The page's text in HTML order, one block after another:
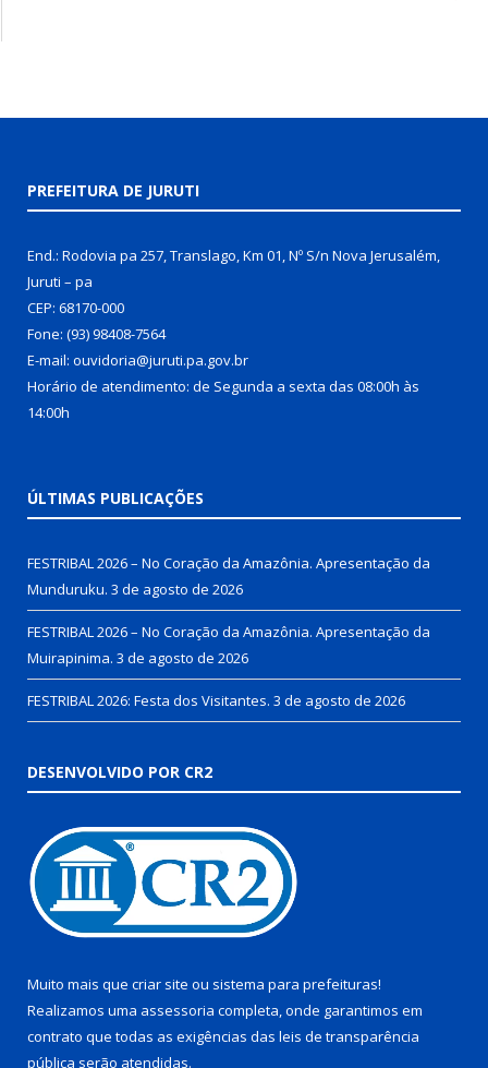
PREFEITURA DE JURUTI
End.: Rodovia pa 257, Translago, Km 01, Nº S/n Nova Jerusalém,
Juruti – pa
CEP: 68170-000
Fone: (93) 98408-7564
E-mail: ouvidoria@juruti.pa.gov.br
Horário de atendimento: de Segunda a sexta das 08:00h às
14:00h
ÚLTIMAS PUBLICAÇÕES
FESTRIBAL 2026 – No Coração da Amazônia. Apresentação da
Munduruku. 3 de agosto de 2026
FESTRIBAL 2026 – No Coração da Amazônia. Apresentação da
Muirapinima. 3 de agosto de 2026
FESTRIBAL 2026: Festa dos Visitantes. 3 de agosto de 2026
DESENVOLVIDO POR CR2
Muito mais que criar site ou sistema para prefeituras!
Realizamos uma assessoria completa, onde garantimos em
contrato que todas as exigências das leis de transparência
pública serão atendidas.